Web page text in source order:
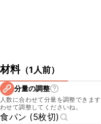
材料（1人前）
分量の調整
人数に合わせて分量を調整できま
わせて調整してくださいね。
食パン (5枚切)